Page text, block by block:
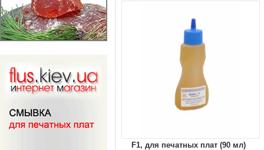
F1, для печатных плат (90 мл)